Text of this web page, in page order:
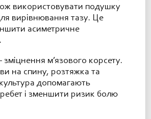
використовувати подушку
вирівнювання тазу. Це
асиметричне
м’язового корсету.
на спину, розтяжка та
допомагають
і зменшити ризик болю